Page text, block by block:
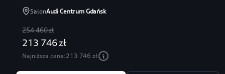
SalonAudi Centrum Gdańsk
254 460 zł
213 746 zł
Najniższa cena:213 746 zł